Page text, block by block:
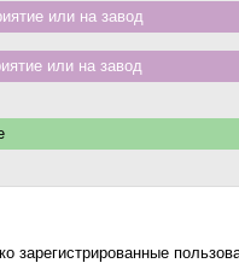
или на завод
или на завод
зарегистрированные